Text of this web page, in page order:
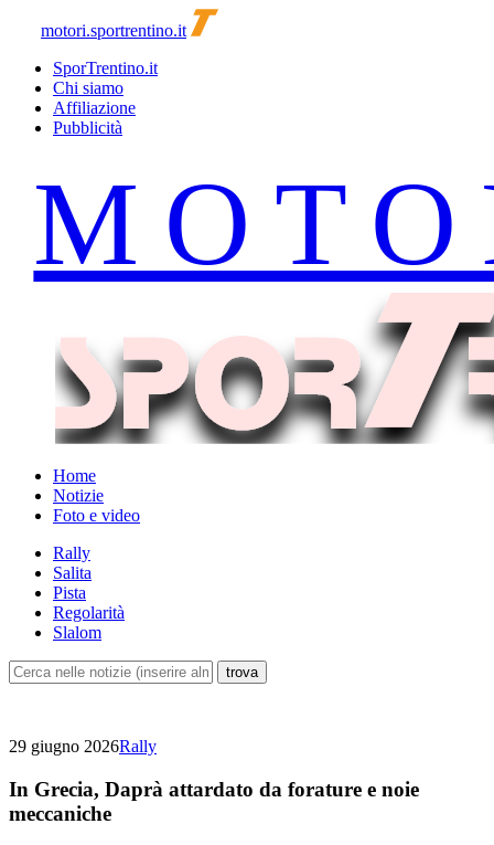
motori.sportrentino.it
SporTrentino.it
Chi siamo
Affiliazione
Pubblicità
Home
Notizie
Foto e video
Rally
Salita
Pista
Regolarità
Slalom
29 giugno 2026Rally
In Grecia, Daprà attardato da forature e noie
meccaniche